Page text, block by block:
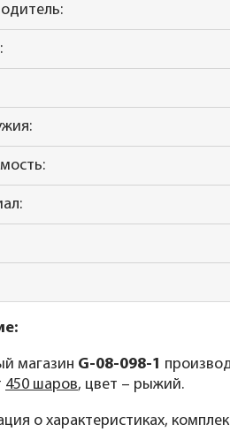
магазин G-08-098-1
450 шаров, цвет – рыжий.
о характеристиках,